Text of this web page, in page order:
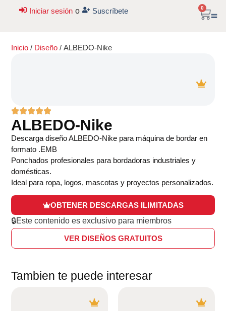
Iniciar sesión o Suscríbete 0
Inicio / Diseño / ALBEDO-Nike
ALBEDO-Nike
Descarga diseño ALBEDO-Nike para máquina de bordar en
formato .EMB
Ponchados profesionales para bordadoras industriales y
domésticas.
Ideal para ropa, logos, mascotas y proyectos personalizados.
OBTENER DESCARGAS ILIMITADAS
🔒Este contenido es exclusivo para miembros
VER DISEÑOS GRATUITOS
Tambien te puede interesar